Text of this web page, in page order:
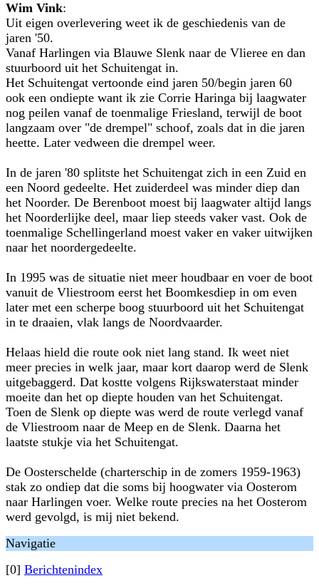
Wim Vink:
Uit eigen overlevering weet ik de geschiedenis van de
jaren '50.
Vanaf Harlingen via Blauwe Slenk naar de Vlieree en dan
stuurboord uit het Schuitengat in.
Het Schuitengat vertoonde eind jaren 50/begin jaren 60
ook een ondiepte want ik zie Corrie Haringa bij laagwater
nog peilen vanaf de toenmalige Friesland, terwijl de boot
langzaam over "de drempel" schoof, zoals dat in die jaren
heette. Later vedween die drempel weer.
In de jaren '80 splitste het Schuitengat zich in een Zuid en
een Noord gedeelte. Het zuiderdeel was minder diep dan
het Noorder. De Berenboot moest bij laagwater altijd langs
het Noorderlijke deel, maar liep steeds vaker vast. Ook de
toenmalige Schellingerland moest vaker en vaker uitwijken
naar het noordergedeelte.
In 1995 was de situatie niet meer houdbaar en voer de boot
vanuit de Vliestroom eerst het Boomkesdiep in om even
later met een scherpe boog stuurboord uit het Schuitengat
in te draaien, vlak langs de Noordvaarder.
Helaas hield die route ook niet lang stand. Ik weet niet
meer precies in welk jaar, maar kort daarop werd de Slenk
uitgebaggerd. Dat kostte volgens Rijkswaterstaat minder
moeite dan het op diepte houden van het Schuitengat.
Toen de Slenk op diepte was werd de route verlegd vanaf
de Vliestroom naar de Meep en de Slenk. Daarna het
laatste stukje via het Schuitengat.
De Oosterschelde (charterschip in de zomers 1959-1963)
stak zo ondiep dat die soms bij hoogwater via Oosterom
naar Harlingen voer. Welke route precies na het Oosterom
werd gevolgd, is mij niet bekend.
Navigatie
[0] Berichtenindex